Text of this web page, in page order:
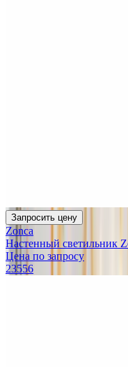
Запросить цену
Zonca
Настенный светильник
Цена по запросу
23556